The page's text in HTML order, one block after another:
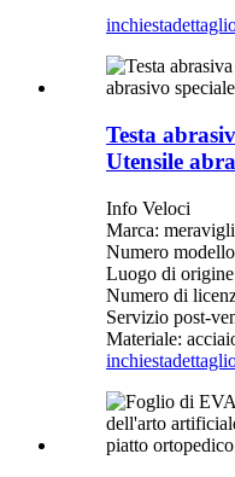
inchiesta
Testa
Utensile
Info Veloci
Marca:
Numero
Luogo di
Numero di
Servizio post-
Materiale:
inchiesta